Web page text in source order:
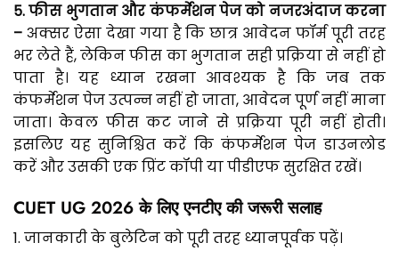
5.फीस भुगतानऔरकंफर्मेशनपेजकोनजरअंदाजकरना
– अक्सर ऐसा देखा गया है कि छात्र आवेदन फॉर्म पूरी तरह
भर लेते हैं, लेकिन फीस का भुगतान सही प्रक्रिया से नहीं हो
पाता है। यह ध्यान रखना आवश्यक है कि जब तक
कंफर्मेशन पेज उत्पन्न नहीं हो जाता, आवेदन पूर्ण नहीं माना
जाता। केवल फीस कट जाने से प्रक्रिया पूरी नहीं होती।
इसलिए यह सुनिश्चित करें कि कंफर्मेशन पेज डाउनलोड
करें और उसकी एक प्रिंट कॉपी या पीडीएफ सुरक्षित रखें।
CUET UG 2026 के लिए एनटीए की जरूरी सलाह
1. जानकारी के बुलेटिन को पूरी तरह ध्यानपूर्वक पढ़ें।